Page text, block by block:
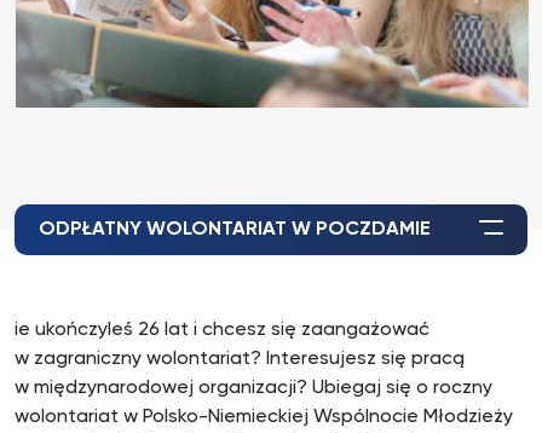
ODPŁATNY WOLONTARIAT W POCZDAMIE
ie ukończyleś 26 lat i chcesz się zaangażować
w zagraniczny wolontariat? Interesujesz się pracą
w międzynarodowej organizacji? Ubiegaj się o roczny
wolontariat w Polsko-Niemieckiej Wspólnocie Młodzieży